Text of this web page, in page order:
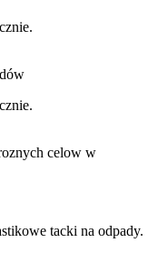
celow w
tacki na odpady.